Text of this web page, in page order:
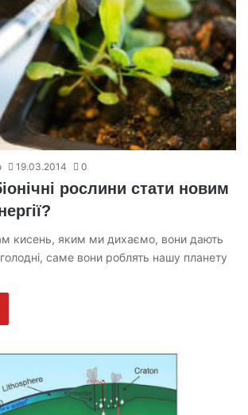
19.03.2014 0
рослини стати новим
кисень, яким ми дихаємо, вони дають
саме вони роблять нашу планету